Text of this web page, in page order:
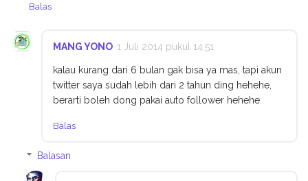
Balas
MANG YONO 1 Juli 2014 pukul 14.51
kalau kurang dari 6 bulan gak bisa ya mas, tapi akun
twitter saya sudah lebih dari 2 tahun ding hehehe,
berarti boleh dong pakai auto follower hehehe
Balas
Balasan